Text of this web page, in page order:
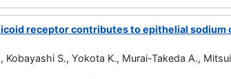
receptor contributes to epithelial sodium
Kobayashi S., Yokota K., Murai-Takeda A.,